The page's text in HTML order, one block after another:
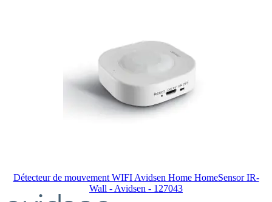
Détecteur de mouvement WIFI Avidsen Home HomeSensor IR-
Wall - Avidsen - 127043